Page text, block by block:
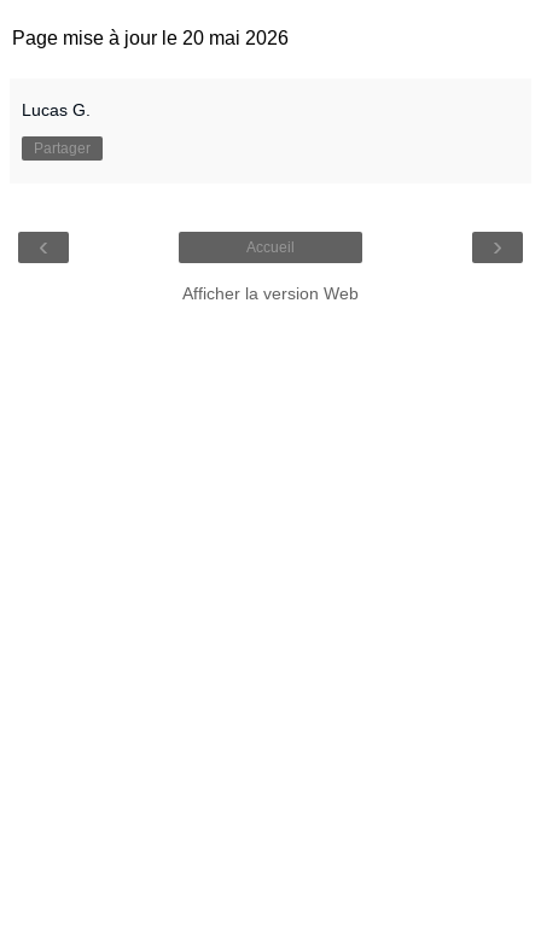
Page mise à jour le 20 mai 2026
Lucas G.
Partager
‹ ›
Accueil
Afficher la version Web